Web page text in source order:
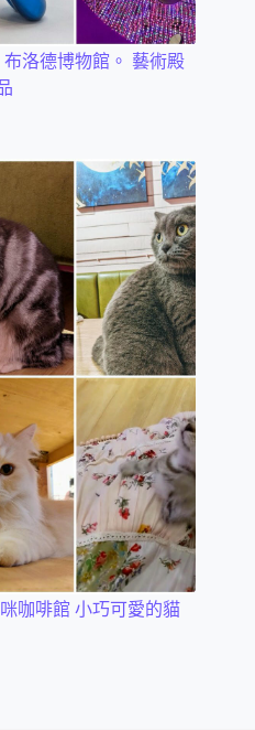
布洛德博物館。 藝術殿
咖啡館 小巧可愛的貓